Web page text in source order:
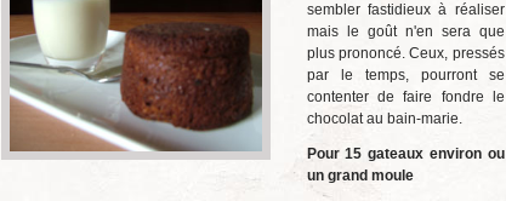
sembler fastidieux à réaliser
mais le goût n'en sera que
plus prononcé. Ceux, pressés
par le temps, pourront se
contenter de faire fondre le
chocolat au bain-marie.
Pour 15 gateaux environ ou
un grand moule